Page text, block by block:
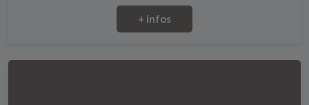
+ infos